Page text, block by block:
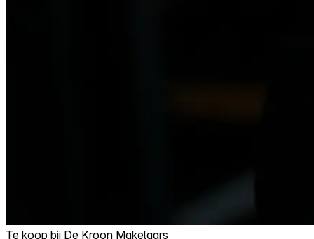
Te koop bij De Kroon Makelaars